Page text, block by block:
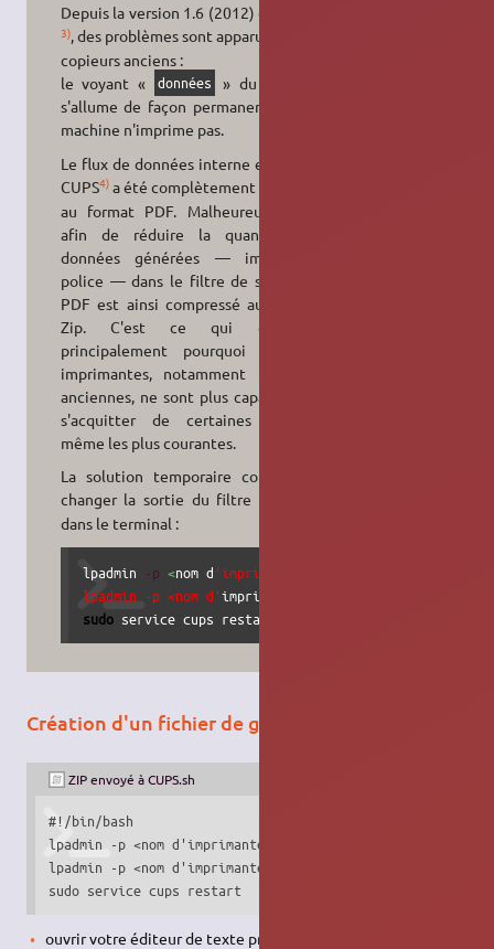
Depuis la version 1.6 (2012) de CUPS
3), des problèmes sont apparus sur les
copieurs anciens :
le voyant «
données
» du copieur
s'allume de façon permanente et la
machine n'imprime pas.
Le flux de données interne envoyé à
CUPS4)a été complètement converti
au format PDF. Malheureusement,
afin de réduire la quantité de
données générées — image et
police — dans le filtre de sortie, le
PDF est ainsi compressé au format
Zip. C'est ce qui explique
principalement pourquoi diverses
imprimantes, notamment les plus
anciennes, ne sont plus capables de
s'acquitter de certaines taches,
même les plus courantes.
La solution temporaire consiste à
changer la sortie du filtre CUPS
dans le terminal :
lpadmin -p <nom d 'imprimante> -o pdftops-renderer-
lpadmin -p <nom d'imprimante
sudo service cups restart
Création d'un fichier de gestion envoyé à CUPS
ZIP envoyé à CUPS.sh
#!/bin/bash
lpadmin -p <nom d'imprimante> -o pdftops-renderer-default
lpadmin -p <nom d'imprimante> -o pdftops-renderer-
sudo service cups restart
ouvrir votre éditeur de texte préféré en mode